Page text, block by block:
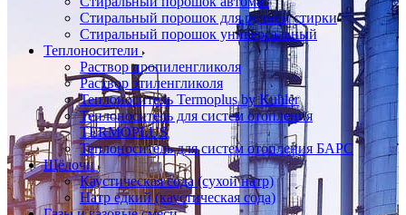
Стиральный порошок для ручной стирки
Стиральный порошок универсальный
Теплоносители
Раствор пропиленгликоля
Раствор этиленгликоля
Теплоноситель Termoplus by Kuhler
Теплоноситель для систем отопления
TERMOPLUS
Теплоноситель для систем отопления БАРС
Щёлочи
Каустическая сода (сухой натр)
Натр едкий (каустическая сода)